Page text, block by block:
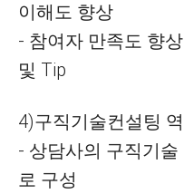
이해도 향상
- 참여자 만족도 향
및 Tip
4)구직기술컨설팅
- 상담사의 구직기
로 구성